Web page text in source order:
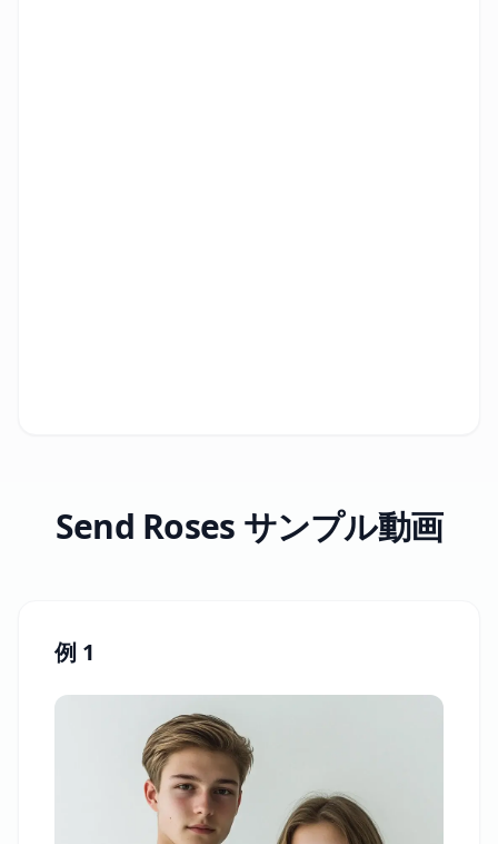
Send Roses サンプル動画
例 1